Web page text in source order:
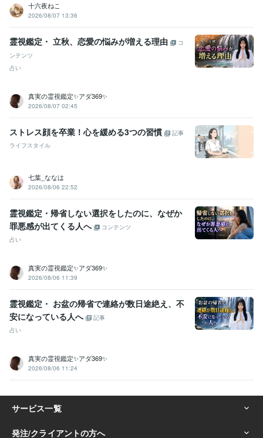
十六夜ねこ
2026/08/07 13:36
霊視鑑定・ 立秋、恋愛の悩みが増える理由
コ
ンテンツ
占い
真実の霊視鑑定✨アダ369✨
2026/08/07 02:45
ストレス顔を卒業！心を緩める3つの習慣
記事
ライフスタイル
七葉_ななは
2026/08/06 22:52
霊視鑑定・帰省しない選択をしたのに、なぜか
罪悪感が出てくる人へ
コンテンツ
占い
真実の霊視鑑定✨アダ369✨
2026/08/06 11:39
霊視鑑定・ お盆の帰省で連絡が数日途絶え、不
安になっている人へ
記事
占い
真実の霊視鑑定✨アダ369✨
2026/08/06 11:24